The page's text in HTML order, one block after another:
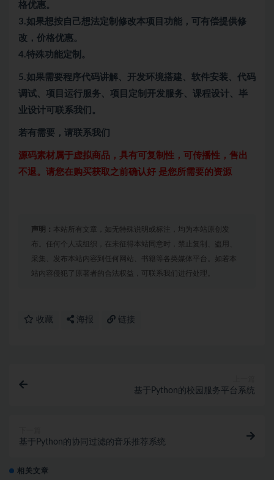
格优惠。
3.如果想按自己想法定制修改本项目功能，可有偿提供修
改，价格优惠。
4.特殊功能定制。
5.如果需要程序代码讲解、开发环境搭建、软件安装、代码
调试、项目运行服务、项目定制开发服务、课程设计、毕
业设计可联系我们。
若有需要，请联系我们
源码素材属于虚拟商品，具有可复制性，可传播性，售出
不退。请您在购买获取之前确认好 是您所需要的资源
声明： 本站所有文章，如无特殊说明或标注，均为本站原创发
布。任何个人或组织，在未征得本站同意时，禁止复制、盗用、
采集、发布本站内容到任何网站、书籍等各类媒体平台。如若本
站内容侵犯了原著者的合法权益，可联系我们进行处理。
收藏 海报 链接
基于Python的校园服务平台系统
基于Python的协同过滤的音乐推荐系统
相关文章